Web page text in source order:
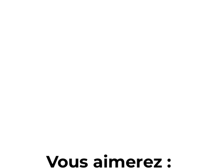
Vous aimerez :